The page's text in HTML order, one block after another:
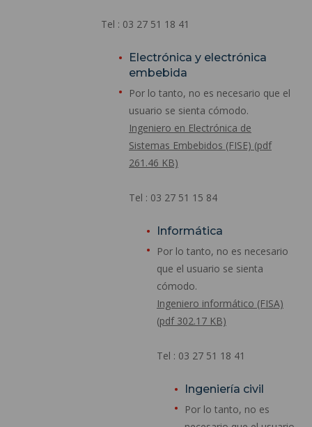
Tel : 03 27 51 18 41
Electrónica y electrónica
embebida
Por lo tanto, no es necesario que el
usuario se sienta cómodo.
Ingeniero en Electrónica de
Sistemas Embebidos (FISE) (pdf
261.46 KB)
Tel : 03 27 51 15 84
Informática
Por lo tanto, no es necesario
que el usuario se sienta
cómodo.
Ingeniero informático (FISA)
(pdf 302.17 KB)
Tel : 03 27 51 18 41
Ingeniería civil
Por lo tanto, no es